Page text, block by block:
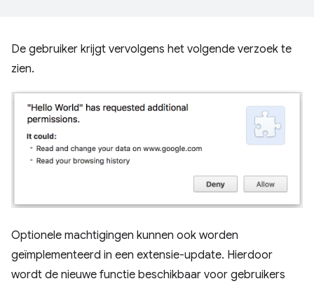
De gebruiker krijgt vervolgens het volgende verzoek te
zien.
Optionele machtigingen kunnen ook worden
geïmplementeerd in een extensie-update. Hierdoor
wordt de nieuwe functie beschikbaar voor gebruikers